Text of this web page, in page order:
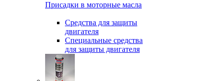
Присадки в моторные масла
Средства для защиты
двигателя
Специальныe средства
для защиты двигателя